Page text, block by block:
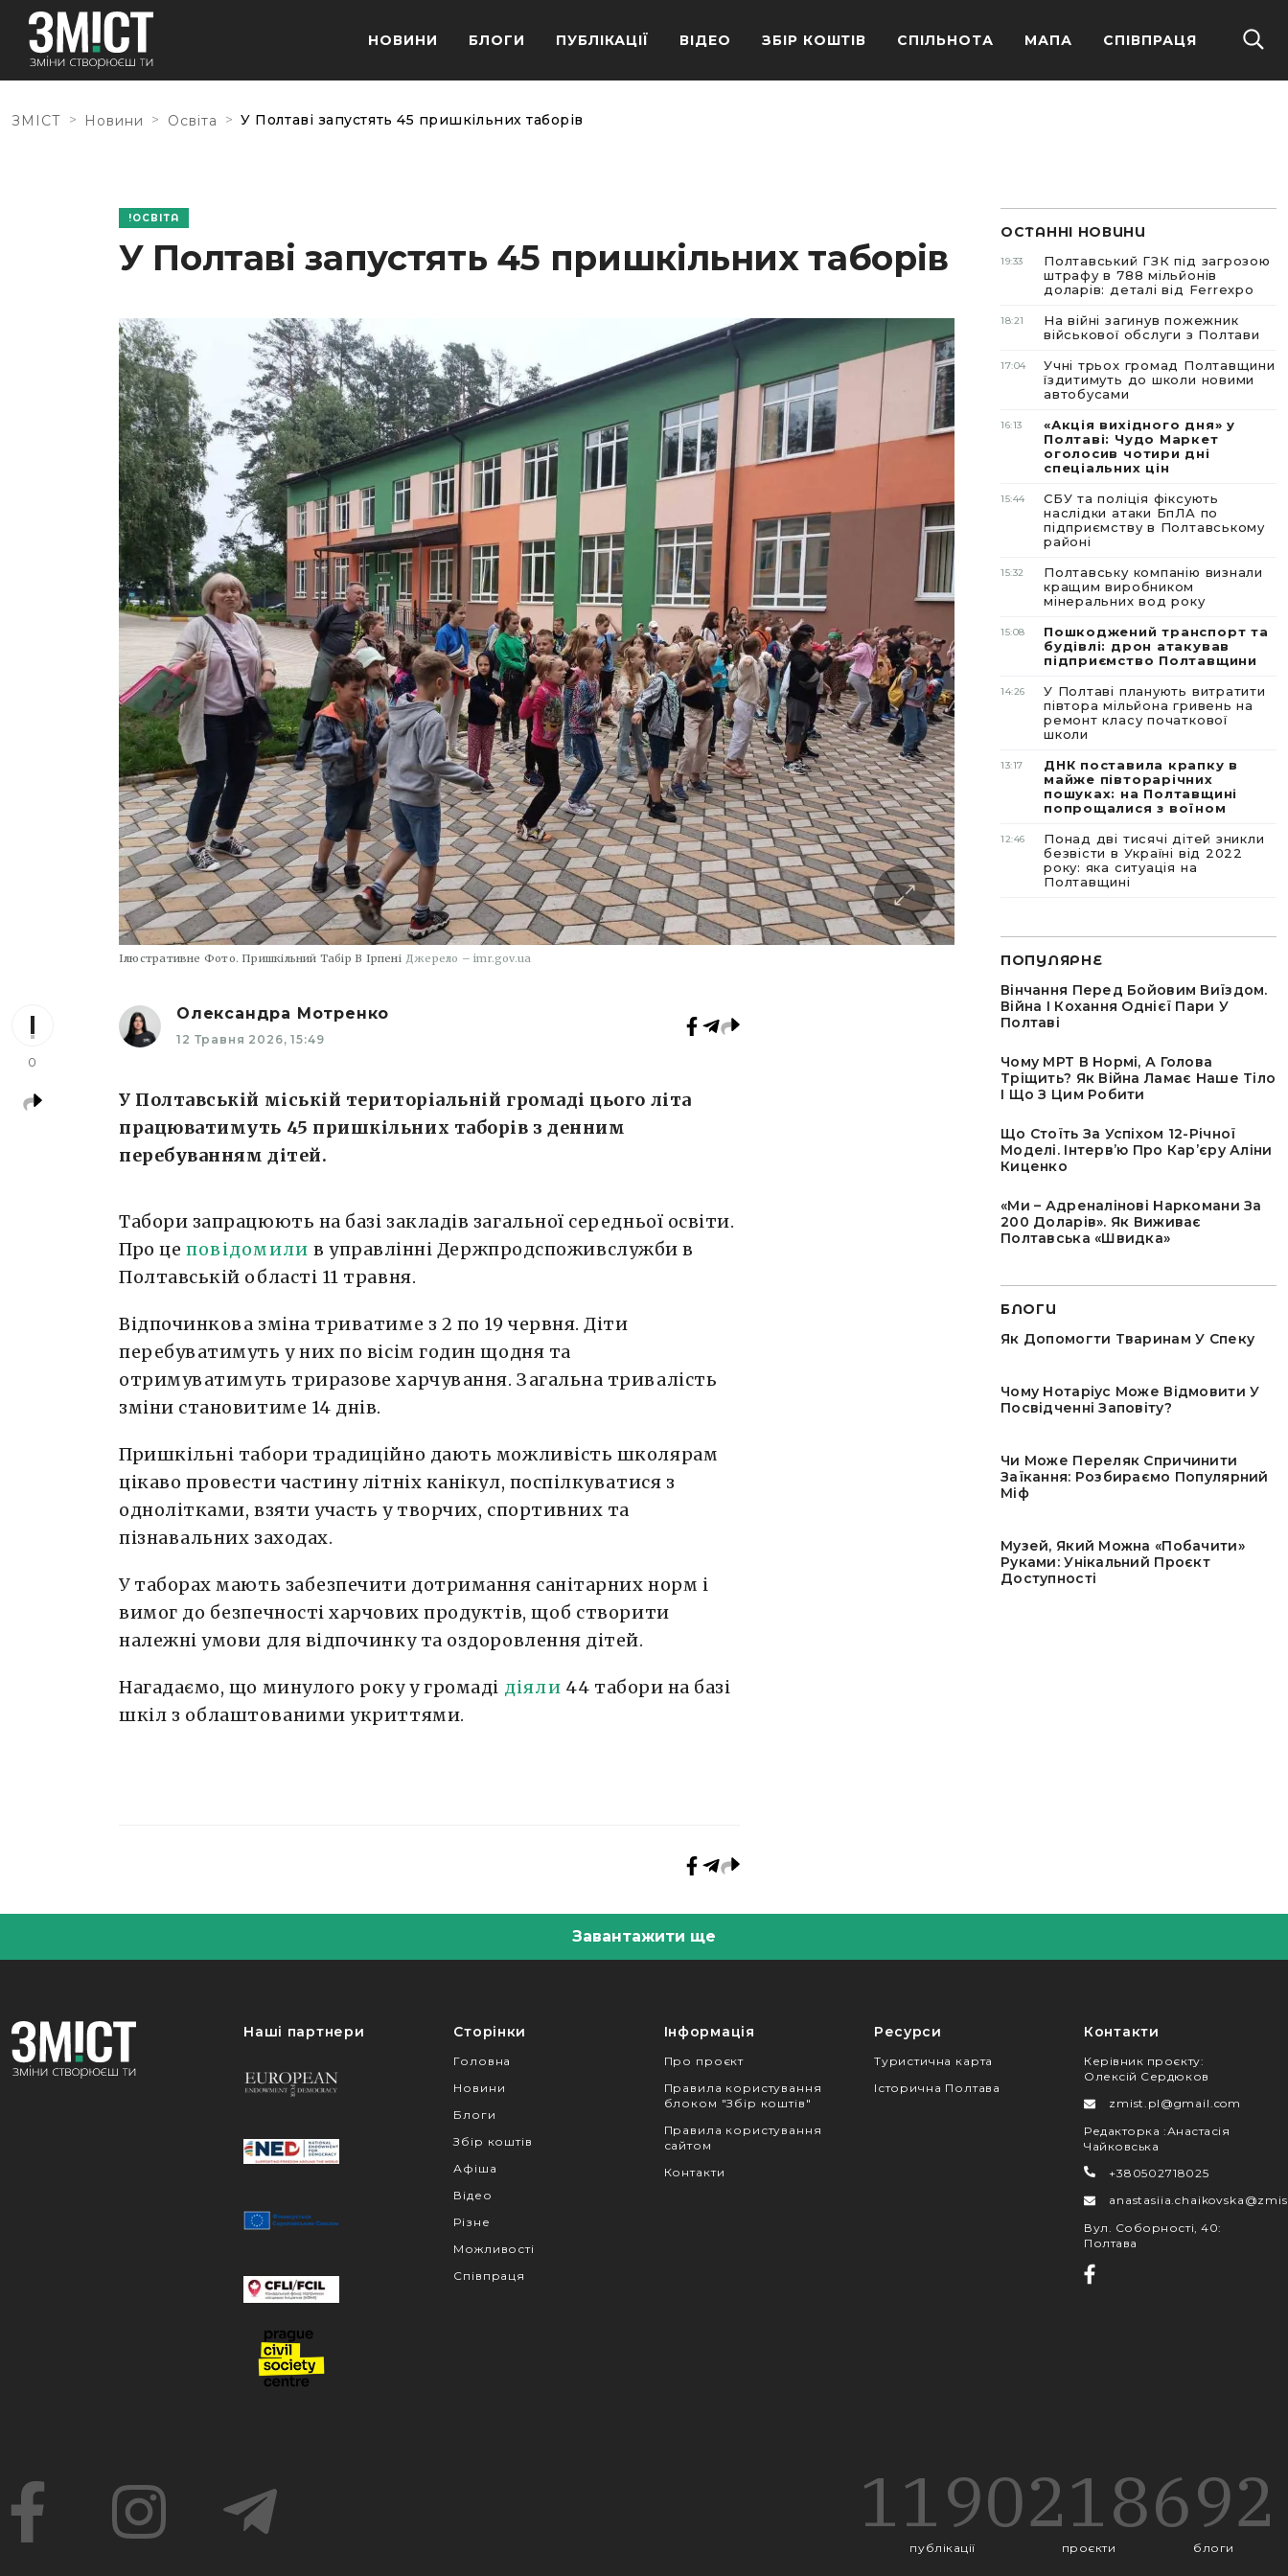
НОВИНИ БЛОГИ ПУБЛІКАЦІЇ ВІДЕО ЗБІР КОШТІВ СПІЛЬНОТА МАПА СПІВПРАЦЯ
ЗМІСТ > Новини > Освіта > У Полтаві запустять 45 пришкільних таборів
ОСВІТА
У Полтаві запустять 45 пришкільних таборів
Ілюстративне Фото. Пришкільний Табір В Ірпені Джерело – imr.gov.ua
0
Олександра Мотренко
12 Травня 2026, 15:49
У Полтавській міській територіальній громаді цього літа
працюватимуть 45 пришкільних таборів з денним
перебуванням дітей.
Табори запрацюють на базі закладів загальної середньої освіти.
Про це повідомили в управлінні Держпродспоживслужби в
Полтавській області 11 травня.
Відпочинкова зміна триватиме з 2 по 19 червня. Діти
перебуватимуть у них по вісім годин щодня та
отримуватимуть триразове харчування. Загальна тривалість
зміни становитиме 14 днів.
Пришкільні табори традиційно дають можливість школярам
цікаво провести частину літніх канікул, поспілкуватися з
однолітками, взяти участь у творчих, спортивних та
пізнавальних заходах.
У таборах мають забезпечити дотримання санітарних норм і
вимог до безпечності харчових продуктів, щоб створити
належні умови для відпочинку та оздоровлення дітей.
Нагадаємо, що минулого року у громаді діяли 44 табори на базі
шкіл з облаштованими укриттями.
ОСТАННІ НОВИНИ
19:33
Полтавський ГЗК під загрозою
штрафу в 788 мільйонів
доларів: деталі від Ferrexpo
18:21
На війні загинув пожежник
військової обслуги з Полтави
17:04
Учні трьох громад Полтавщини
їздитимуть до школи новими
автобусами
16:13
«Акція вихідного дня» у
Полтаві: Чудо Маркет
оголосив чотири дні
спеціальних цін
15:44
СБУ та поліція фіксують
наслідки атаки БпЛА по
підприємству в Полтавському
районі
15:32
Полтавську компанію визнали
кращим виробником
мінеральних вод року
15:08
Пошкоджений транспорт та
будівлі: дрон атакував
підприємство Полтавщини
14:26
У Полтаві планують витратити
півтора мільйона гривень на
ремонт класу початкової
школи
13:17
ДНК поставила крапку в
майже півторарічних
пошуках: на Полтавщині
попрощалися з воїном
12:46
Понад дві тисячі дітей зникли
безвісти в Україні від 2022
року: яка ситуація на
Полтавщині
ПОПУЛЯРНЕ
Вінчання Перед Бойовим Виїздом.
Війна І Кохання Однієї Пари У
Полтаві
Чому МРТ В Нормі, А Голова
Тріщить? Як Війна Ламає Наше Тіло
І Що З Цим Робити
Що Стоїть За Успіхом 12-Річної
Моделі. Інтервʼю Про Карʼєру Аліни
Киценко
«Ми – Адреналінові Наркомани За
200 Доларів». Як Виживає
Полтавська «швидка»
БЛОГИ
Як Допомогти Тваринам У Спеку
Чому Нотаріус Може Відмовити У
Посвідченні Заповіту?
Чи Може Переляк Спричинити
Заїкання: Розбираємо Популярний
Міф
Музей, Який Можна «побачити»
Руками: Унікальний Проєкт
Доступності
Завантажити ще
Наші партнери Сторінки
Головна
Новини
Блоги
Збір коштів
Афіша
Відео
Різне
Можливості
Співпраця
Інформація
Про проєкт
Правила користування
блоком "Збір коштів"
Правила користування
сайтом
Контакти
Ресурси
Туристична карта
Історична Полтава
Контакти
Керівник проєкту:
Олексій Сердюков
zmist.pl@gmail.com
Редакторка :Анастасія
Чайковська
+380502718025
Вул. Соборності, 40:
Полтава
1190
публікації
218
проєкти
692
блоги